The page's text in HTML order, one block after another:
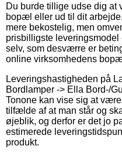
Du burde tillige udse dig
bopæl eller ud til dit
mere bekostelig, men
prisbilligste leveringsmodel
selv, som desværre er
online virksomhedens
Leveringshastigheden på
Bordlamper -> Ella Bord-/
Tonone kan vise sig at
tilfælde af at man står og
øjeblik, og derfor er det jo
estimerede
produkt.